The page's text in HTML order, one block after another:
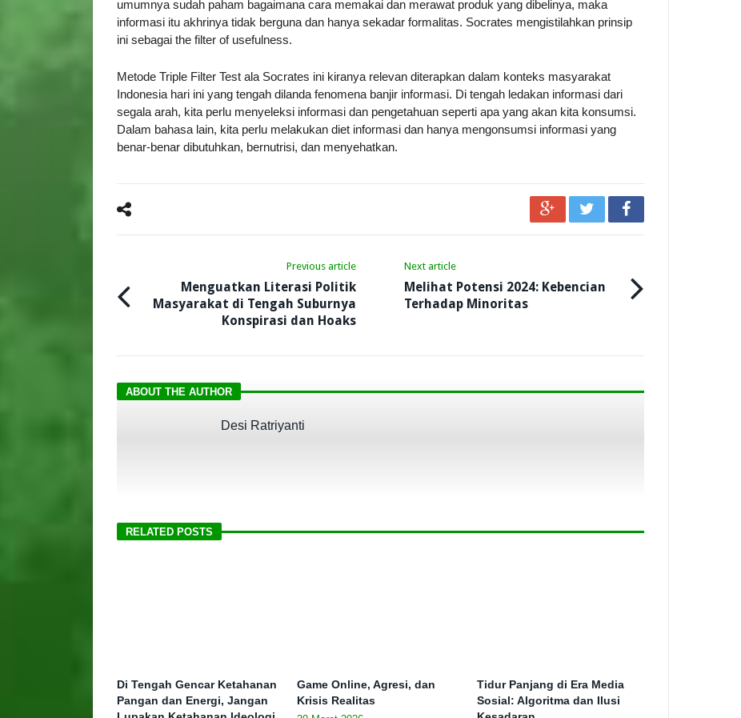
umumnya sudah paham bagaimana cara memakai dan merawat produk yang dibelinya, maka
informasi itu akhrinya tidak berguna dan hanya sekadar formalitas. Socrates mengistilahkan prinsip
ini sebagai the filter of usefulness.
Metode Triple Filter Test ala Socrates ini kiranya relevan diterapkan dalam konteks masyarakat
Indonesia hari ini yang tengah dilanda fenomena banjir informasi. Di tengah ledakan informasi dari
segala arah, kita perlu menyeleksi informasi dan pengetahuan seperti apa yang akan kita konsumsi.
Dalam bahasa lain, kita perlu melakukan diet informasi dan hanya mengonsumsi informasi yang
benar-benar dibutuhkan, bernutrisi, dan menyehatkan.
Previous article
Menguatkan Literasi Politik
Masyarakat di Tengah Suburnya
Konspirasi dan Hoaks
Next article
Melihat Potensi 2024: Kebencian
Terhadap Minoritas
ABOUT THE AUTHOR
Desi Ratriyanti
RELATED POSTS
Di Tengah Gencar Ketahanan
Pangan dan Energi, Jangan
Game Online, Agresi, dan
Krisis Realitas
Tidur Panjang di Era Media
Sosial: Algoritma dan Ilusi